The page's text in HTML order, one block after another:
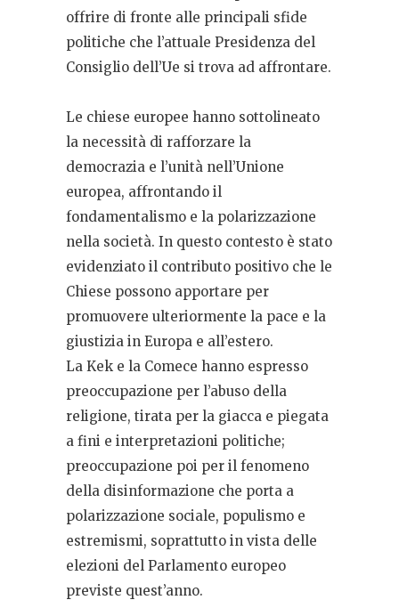
offrire di fronte alle principali sfide
politiche che l’attuale Presidenza del
Consiglio dell’Ue si trova ad affrontare.
Le chiese europee hanno sottolineato
la necessità di rafforzare la
democrazia e l’unità nell’Unione
europea, affrontando il
fondamentalismo e la polarizzazione
nella società. In questo contesto è stato
evidenziato il contributo positivo che le
Chiese possono apportare per
promuovere ulteriormente la pace e la
giustizia in Europa e all’estero.
La Kek e la Comece hanno espresso
preoccupazione per l’abuso della
religione, tirata per la giacca e piegata
a fini e interpretazioni politiche;
preoccupazione poi per il fenomeno
della disinformazione che porta a
polarizzazione sociale, populismo e
estremismi, soprattutto in vista delle
elezioni del Parlamento europeo
previste quest’anno.